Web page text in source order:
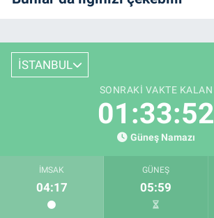
İSTANBUL
SONRAKI VAKTE KALAN
01:33:52
Güneş Namazı
İMSAK
04:17
GÜNEŞ
05:59